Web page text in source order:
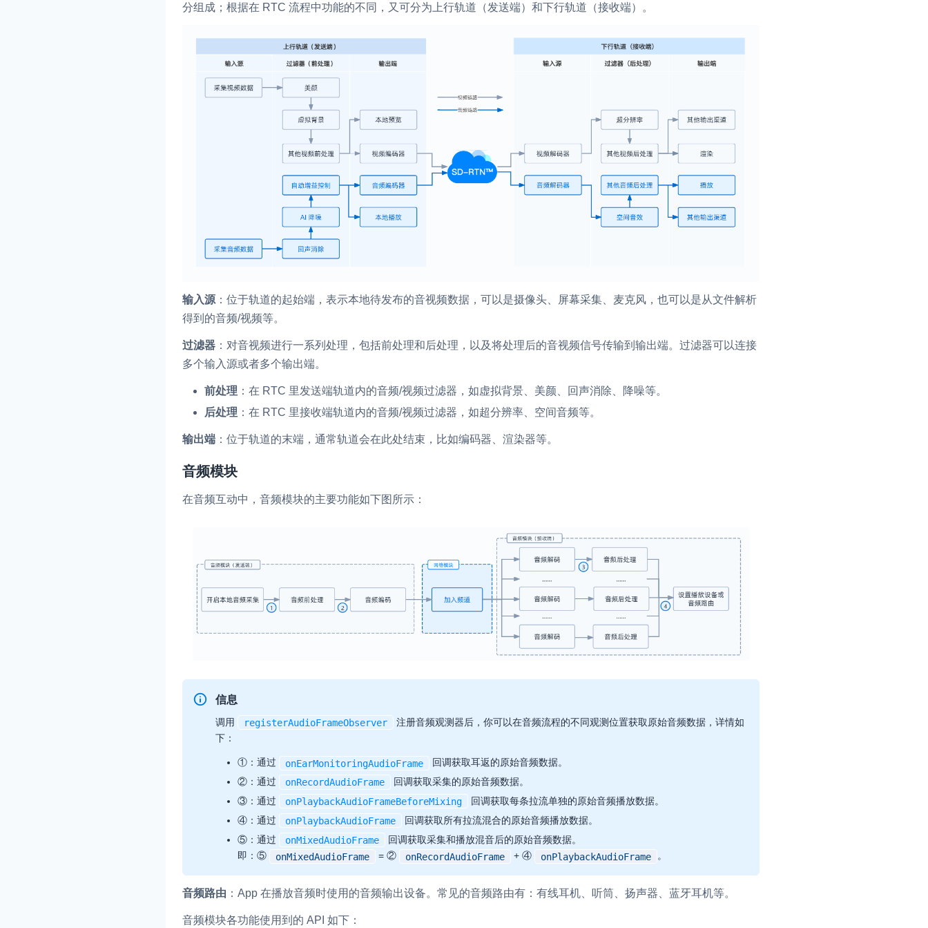
分组成；根据在 RTC 流程中功能的不同，又可分为上行轨道（发送端）和下行轨道（接收端）。
输入源 ：位于轨道的起始端，表示本地待发布的音视频数据，可以是摄像头、屏幕采集、麦克风，也可以是从文件解析
得到的音频/视频等。
过滤器 ：对音视频进行一系列处理，包括前处理和后处理，以及将处理后的音视频信号传输到输出端。过滤器可以连接
多个输入源或者多个输出端。
前处理 ：在 RTC 里发送端轨道内的音频/视频过滤器，如虚拟背景、美颜、回声消除、降噪等。
后处理 ：在 RTC 里接收端轨道内的音频/视频过滤器，如超分辨率、空间音频等。
输出端 ：位于轨道的末端，通常轨道会在此处结束，比如编码器、渲染器等。
音频模块
在音频互动中，音频模块的主要功能如下图所示：
信息
调用 registerAudioFrameObserver
注册音频观测器后，你可以在音频流程的不同观测位置获取原始音频数据，详情如
下：
①：通过 onEarMonitoringAudioFrame
回调获取耳返的原始音频数据。
②：通过
onRecordAudioFrame
回调获取采集的原始音频数据。
③：通过
onPlaybackAudioFrameBeforeMixing
回调获取每条拉流单独的原始音频播放数据。
④：通过
onPlaybackAudioFrame
回调获取所有拉流混合的原始音频播放数据。
⑤：通过
onMixedAudioFrame
回调获取采集和播放混音后的原始音频数据。
即：⑤
onMixedAudioFrame = ② onRecordAudioFrame + ④ onPlaybackAudioFrame 。
音频路由 ：App 在播放音频时使用的音频输出设备。常见的音频路由有：有线耳机、听筒、扬声器、蓝牙耳机等。
音频模块各功能使用到的 API 如下：